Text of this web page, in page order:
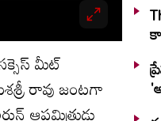
మీట్
రావు జంటగా
ఆప్తమిత్రుడు